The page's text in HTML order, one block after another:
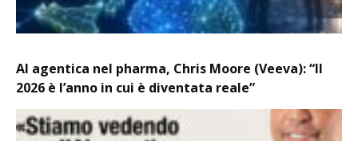
AI agentica nel pharma, Chris Moore (Veeva): “Il
2026 è l’anno in cui è diventata reale”